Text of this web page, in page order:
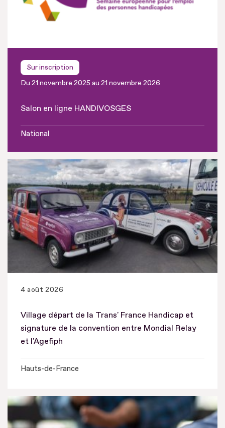
Sur inscription
Du 21 novembre 2025 au 21 novembre 2026
Salon en ligne HANDIVOSGES
National
4 août 2026
Village départ de la Trans' France Handicap et
signature de la convention entre Mondial Relay
et l'Agefiph
Hauts-de-France